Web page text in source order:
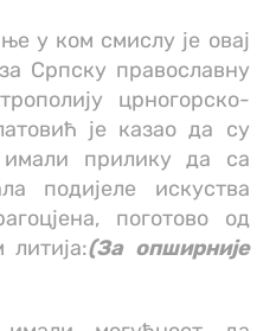
у ком смислу је овај
Српску православну
црногорско-
је казао да су
прилику да са
подијеле искуства
поготово од
(За опширније